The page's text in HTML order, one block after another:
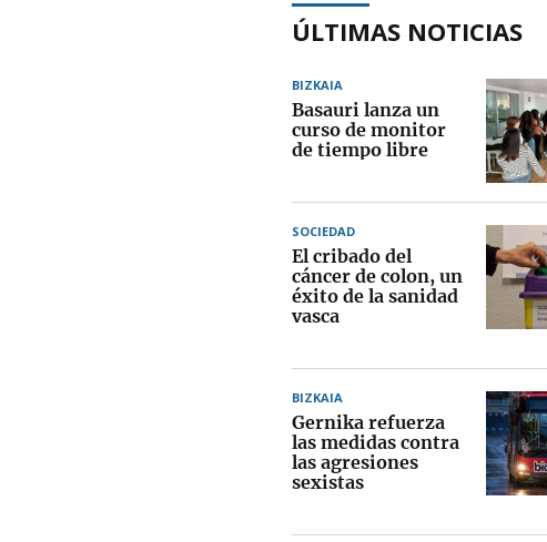
ÚLTIMAS NOTICIAS
BIZKAIA
Basauri lanza un
curso de monitor
de tiempo libre
SOCIEDAD
El cribado del
cáncer de colon, un
éxito de la sanidad
vasca
BIZKAIA
Gernika refuerza
las medidas contra
las agresiones
sexistas